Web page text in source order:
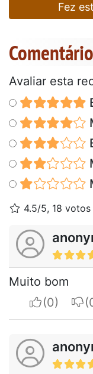
Fez
Avaliar esta
4.5/5, 18 votos
Muito bom
I
I